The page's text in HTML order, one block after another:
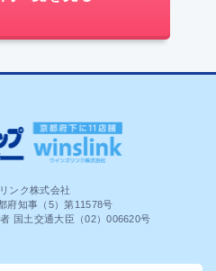
ンク株式会社
府知事（5）第11578号
国土交通大臣（02）006620号